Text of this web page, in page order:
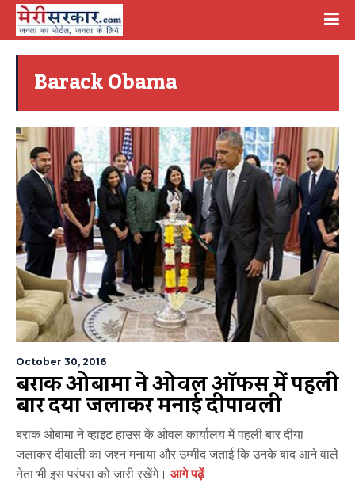
Barack Obama
October 30, 2016
बराक ओबामा ने ओवल ऑफिस में पहली
बार दिया जलाकर मनाई दीपावली
बराक ओबामा ने व्हाइट हाउस के ओवल कार्यालय में पहली बार दीया
जलाकर दीवाली का जश्न मनाया और उम्मीद जताई कि उनके बाद आने वाले
नेता भी इस परंपरा को जारी रखेंगे। आगे पढ़ें